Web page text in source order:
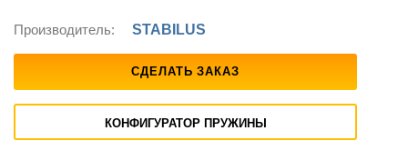
Производитель: STABILUS
СДЕЛАТЬ ЗАКАЗ
КОНФИГУРАТОР ПРУЖИНЫ